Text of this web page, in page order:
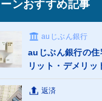
ンおすすめ記事
auじぶん銀行
auじぶん銀行の住
リット・デメリッ
返済